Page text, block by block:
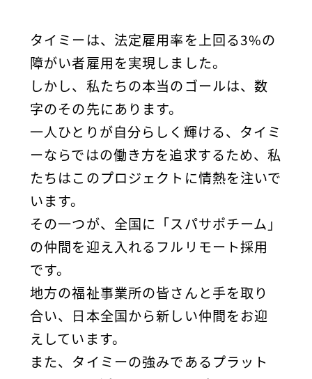
タイミーは、法定雇用率を上回る3%の
障がい者雇用を実現しました。
しかし、私たちの本当のゴールは、数
字のその先にあります。
一人ひとりが自分らしく輝ける、タイミ
ーならではの働き方を追求するため、私
たちはこのプロジェクトに情熱を注いで
います。
その一つが、全国に「スパサポチーム」
の仲間を迎え入れるフルリモート採用
です。
地方の福祉事業所の皆さんと手を取り
合い、日本全国から新しい仲間をお迎
えしています。
また、タイミーの強みであるプラット